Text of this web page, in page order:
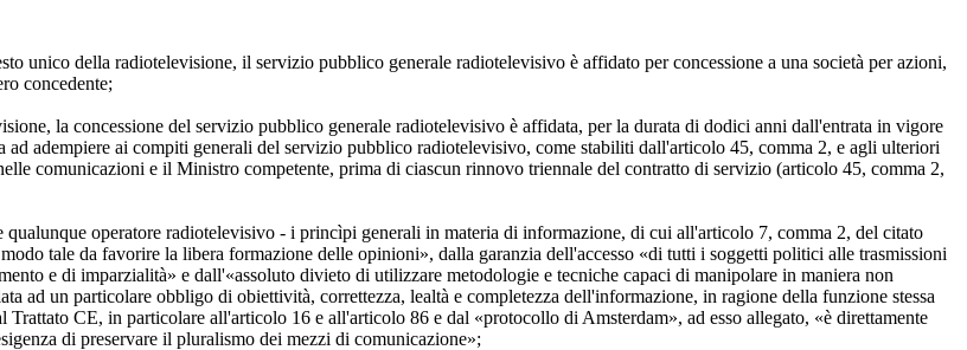
unico della radiotelevisione, il servizio pubblico generale radiotelevisivo è affidato per concessione a una società per azioni,
concedente;
la concessione del servizio pubblico generale radiotelevisivo è affidata, per la durata di dodici anni dall'entrata in vigore
adempiere ai compiti generali del servizio pubblico radiotelevisivo, come stabiliti dall'articolo 45, comma 2, e agli ulteriori
comunicazioni e il Ministro competente, prima di ciascun rinnovo triennale del contratto di servizio (articolo 45, comma 2,
operatore radiotelevisivo - i princìpi generali in materia di informazione, di cui all'articolo 7, comma 2, del citato
tale da favorire la libera formazione delle opinioni», dalla garanzia dell'accesso «di tutti i soggetti politici alle trasmissioni
e di imparzialità» e dall'«assoluto divieto di utilizzare metodologie e tecniche capaci di manipolare in maniera non
ad un particolare obbligo di obiettività, correttezza, lealtà e completezza dell'informazione, in ragione della funzione stessa
CE, in particolare all'articolo 16 e all'articolo 86 e dal «protocollo di Amsterdam», ad esso allegato, «è direttamente
di preservare il pluralismo dei mezzi di comunicazione»;